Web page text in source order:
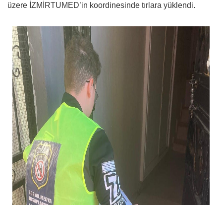
üzere İZMİRTUMED’in koordinesinde tırlara yüklendi.